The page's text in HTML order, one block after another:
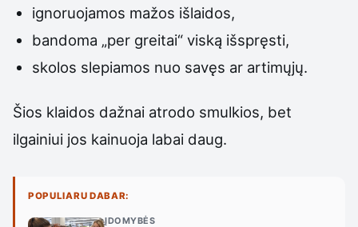
ignoruojamos mažos išlaidos,
bandoma „per greitai“ viską išspręsti,
skolos slepiamos nuo savęs ar artimųjų.
Šios klaidos dažnai atrodo smulkios, bet
ilgainiui jos kainuoja labai daug.
POPULIARU DABAR:
ĮDOMYBĖS